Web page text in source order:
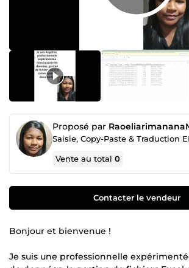
Proposé par
Vente au total0
Contacter le vendeur
Bonjour et bienvenue !
Je suis une professionnelle